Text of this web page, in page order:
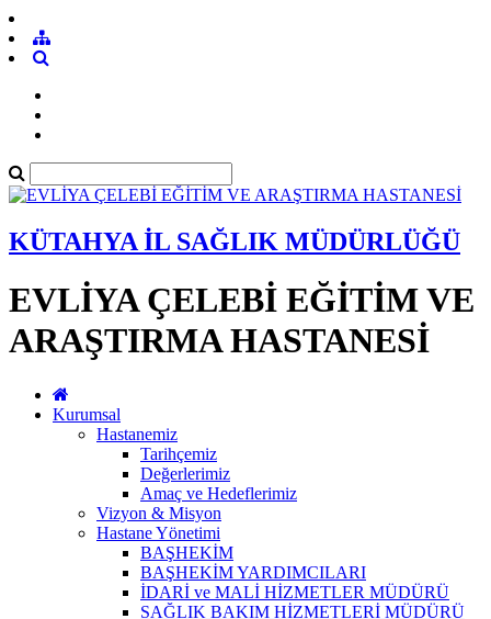
KÜTAHYA İL SAĞLIK MÜDÜRLÜĞÜ
EVLİYA ÇELEBİ EĞİTİM VE
ARAŞTIRMA HASTANESİ
Kurumsal
Hastanemiz
Tarihçemiz
Değerlerimiz
Amaç ve Hedeflerimiz
Vizyon & Misyon
Hastane Yönetimi
BAŞHEKİM
BAŞHEKİM YARDIMCILARI
İDARİ ve MALİ HİZMETLER MÜDÜRÜ
SAĞLIK BAKIM HİZMETLERİ MÜDÜRÜ